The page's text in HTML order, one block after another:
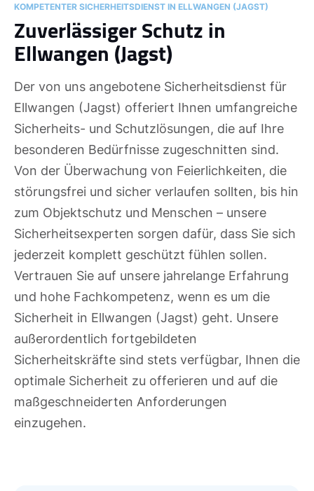
KOMPETENTER SICHERHEITSDIENST IN ELLWANGEN (JAGST)
Zuverlässiger Schutz in
Ellwangen (Jagst)
Der von uns angebotene Sicherheitsdienst für
Ellwangen (Jagst) offeriert Ihnen umfangreiche
Sicherheits- und Schutzlösungen, die auf Ihre
besonderen Bedürfnisse zugeschnitten sind.
Von der Überwachung von Feierlichkeiten, die
störungsfrei und sicher verlaufen sollten, bis hin
zum Objektschutz und Menschen – unsere
Sicherheitsexperten sorgen dafür, dass Sie sich
jederzeit komplett geschützt fühlen sollen.
Vertrauen Sie auf unsere jahrelange Erfahrung
und hohe Fachkompetenz, wenn es um die
Sicherheit in Ellwangen (Jagst) geht. Unsere
außerordentlich fortgebildeten
Sicherheitskräfte sind stets verfügbar, Ihnen die
optimale Sicherheit zu offerieren und auf die
maßgeschneiderten Anforderungen
einzugehen.